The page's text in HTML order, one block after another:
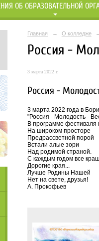
ОБ ОБРАЗОВАТЕЛЬНОЙ
Главная → О колледже
Россия -
3 марта 2022 г.
Россия -
3 марта 2022 года в
"Россия - Молодость -
В программе фестиваля
На широком просторе
Предрассветной порой
Встали алые зори
Над родимой страной.
С каждым годом все
Дорогие края...
Лучше Родины Нашей
Нет на свете, друзья!
А. Прокофьев